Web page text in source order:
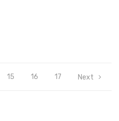
15 16 17 Next